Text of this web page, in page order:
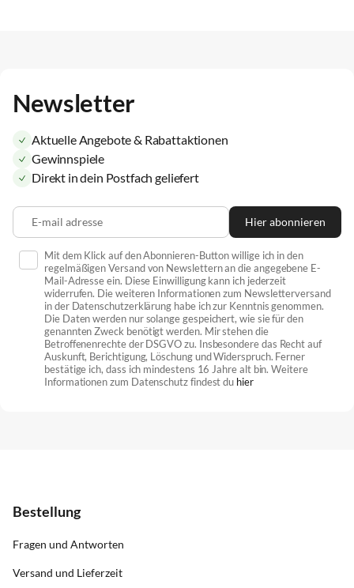
Newsletter
Aktuelle Angebote & Rabattaktionen
Gewinnspiele
Direkt in dein Postfach geliefert
E-mail adresse Hier abonnieren
Mit dem Klick auf den Abonnieren-Button willige ich in den
regelmäßigen Versand von Newslettern an die angegebene E-
Mail-Adresse ein. Diese Einwilligung kann ich jederzeit
widerrufen. Die weiteren Informationen zum Newsletterversand
in der Datenschutzerklärung habe ich zur Kenntnis genommen.
Die Daten werden nur solange gespeichert, wie sie für den
genannten Zweck benötigt werden. Mir stehen die
Betroffenenrechte der DSGVO zu. Insbesondere das Recht auf
Auskunft, Berichtigung, Löschung und Widerspruch. Ferner
bestätige ich, dass ich mindestens 16 Jahre alt bin. Weitere
Informationen zum Datenschutz findest du hier
Bestellung
Fragen und Antworten
Versand und Lieferzeit